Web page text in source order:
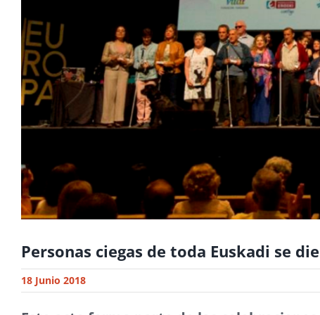
Personas ciegas de toda Euskadi se
18 Junio 2018